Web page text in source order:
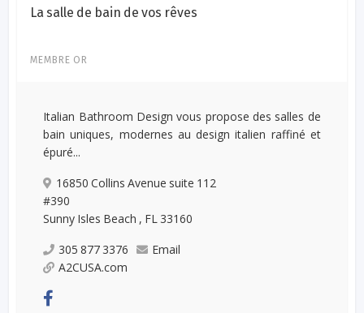
La salle de bain de vos rêves
MEMBRE OR
Italian Bathroom Design vous propose des salles de
bain uniques, modernes au design italien raffiné et
épuré...
16850 Collins Avenue suite 112
#390
Sunny Isles Beach , FL 33160
305 877 3376
Email
A2CUSA.com